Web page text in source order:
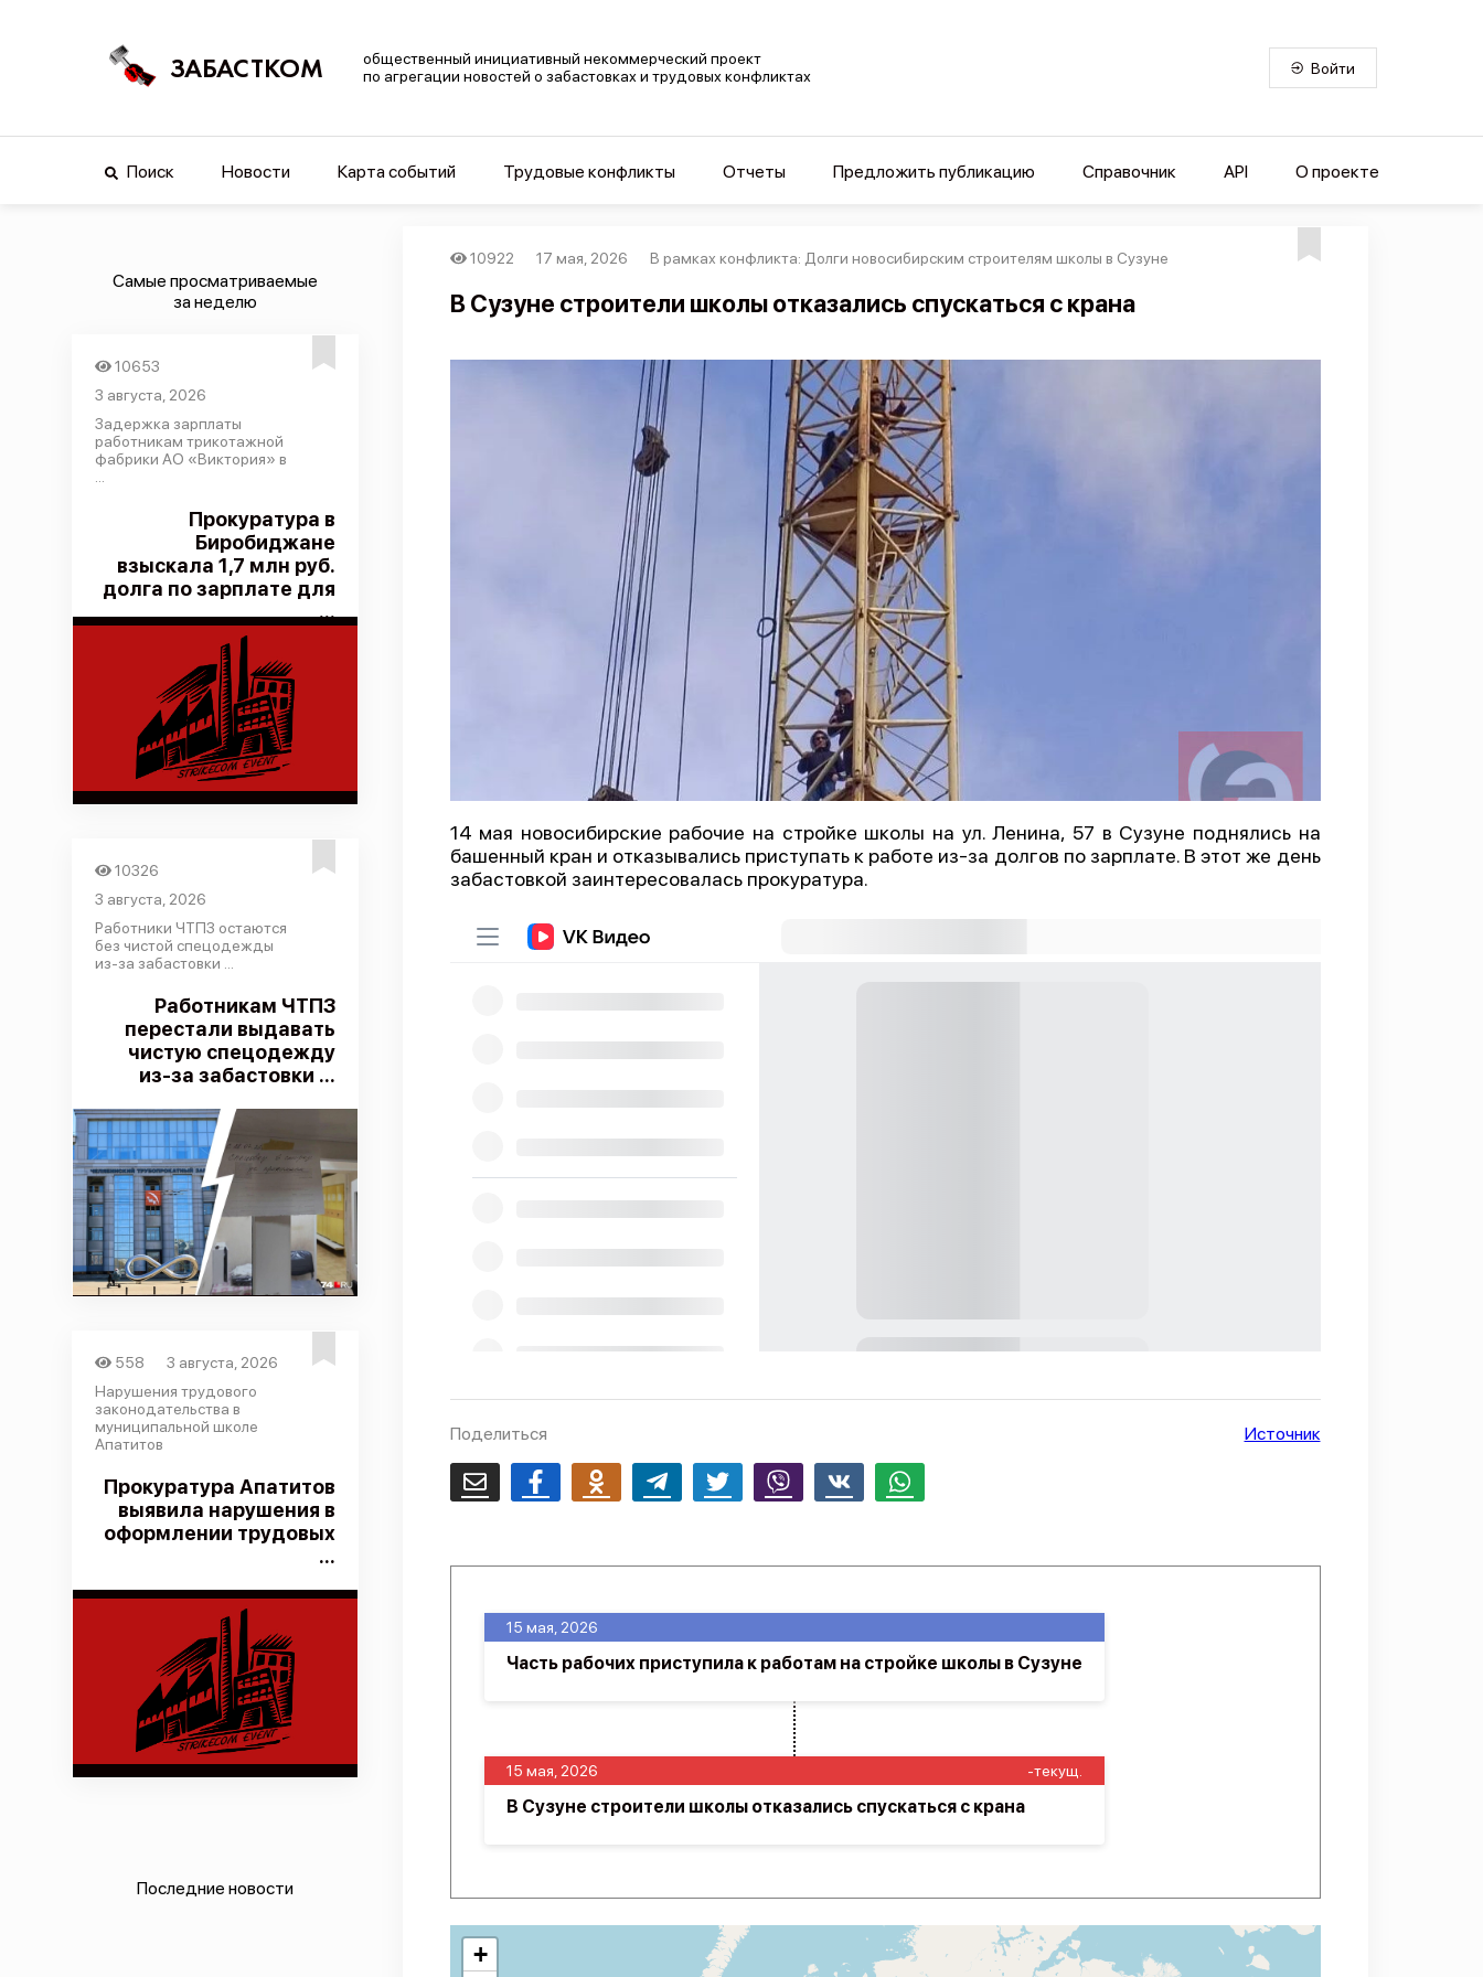
ЗАБАСТКОМ
общественный инициативный некоммерческий проект
по агрегации новостей о забастовках и трудовых конфликтах
Войти
Поиск Новости Карта событий Трудовые конфликты Отчеты Предложить публикацию Справочник API О проекте
Самые просматриваемые
за неделю
10653
3 августа, 2026
Задержка зарплаты
работникам трикотажной
фабрики АО «Виктория» в
Прокуратура в
Биробиджане
взыскала 1,7 млн руб.
долга по зарплате для
...
10326
3 августа, 2026
Работники ЧТПЗ остаются
без чистой спецодежды
из-за забастовки ...
Работникам ЧТПЗ
перестали выдавать
чистую спецодежду
из-за забастовки ...
558
3 августа, 2026
Нарушения трудового
законодательства в
муниципальной школе
Апатитов
Прокуратура Апатитов
выявила нарушения в
оформлении трудовых
...
Последние новости
10922 17 мая, 2026 В рамках конфликта: Долги новосибирским строителям школы в Сузуне
В Сузуне строители школы отказались спускаться с крана
14 мая новосибирские рабочие на стройке школы на ул. Ленина, 57 в Сузуне поднялись на
башенный кран и отказывались приступать к работе из-за долгов по зарплате. В этот же день
забастовкой заинтересовалась прокуратура.
Поделиться
Email FacebookOdnoklassnikiTelegram Twitter Viber Whatsapp
Источник
15 мая, 2026 -текущ.
В Сузуне строители школы отказались спускаться с крана
15 мая, 2026
Часть рабочих приступила к работам на стройке школы в Сузуне
+